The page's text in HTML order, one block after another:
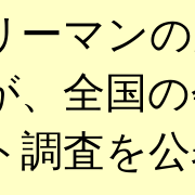
ーマン
、全国
調査を